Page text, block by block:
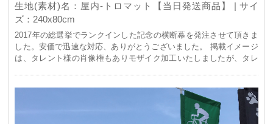
生地(素材)名：屋内-トロマット【当日発送商品】 | サイ
ズ：240x80cm
2017年の総選挙でランクインした記念の横断幕を発注させて頂きま
した。安価で迅速な対応、ありがとうございました。 掲載イメージ
は、タレント様の肖像権もありモザイク加工いたしましたが、タレ
https://twitter.com/takahatayuki718/status/878521304160157698 今